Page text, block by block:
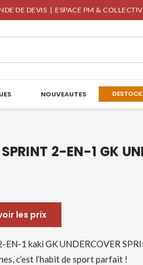
DE DEVIS | ESPACE PM &
NOUVEAUTES
2-EN-1 GK
les prix
1 kaki GK UNDERCOVER
c’est l’habit de sport parfait !